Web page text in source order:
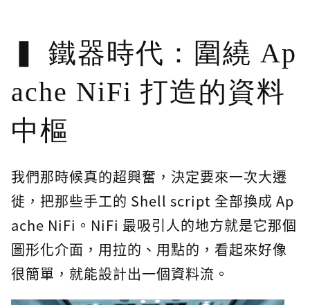
鐵器時代：圍繞 Ap
ache NiFi 打造的資料
中樞
我們那時候真的超興奮，決定要來一次大遷
徙，把那些手工的 Shell script 全部換成 Ap
ache NiFi。NiFi 最吸引人的地方就是它那個
圖形化介面，用拉的、用點的，看起來好像
很簡單，就能設計出一個資料流。